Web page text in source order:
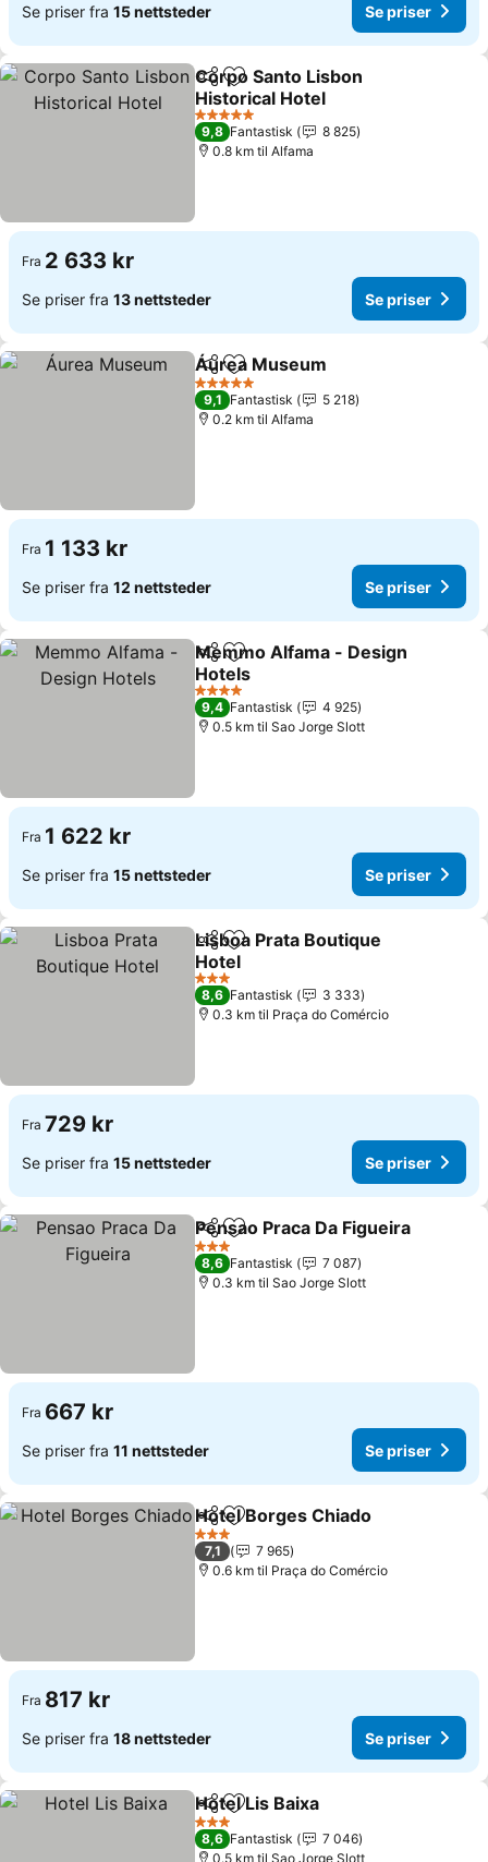
Se priser fra 15 nettsteder Se priser
Del Legg til i favoritter
Corpo Santo Lisbon
Historical Hotel
5 Stjerner
9,8 Fantastisk
8 825
0.8 km til Alfama
Fra 2 633 kr
Se priser fra 13 nettsteder Se priser
Del Legg til i favoritter
Áurea Museum
5 Stjerner
9,1 Fantastisk
5 218
0.2 km til Alfama
Fra 1 133 kr
Se priser fra 12 nettsteder Se priser
Del Legg til i favoritter
Memmo Alfama - Design
Hotels
4 Stjerner
9,4 Fantastisk
4 925
0.5 km til Sao Jorge Slott
Fra 1 622 kr
Se priser fra 15 nettsteder Se priser
Del Legg til i favoritter
Lisboa Prata Boutique
Hotel
3 Stjerner
8,6 Fantastisk
3 333
0.3 km til Praça do Comércio
Fra 729 kr
Se priser fra 15 nettsteder Se priser
Del Legg til i favoritter
Pensao Praca Da Figueira
3 Stjerner
8,6 Fantastisk
7 087
0.3 km til Sao Jorge Slott
Fra 667 kr
Se priser fra 11 nettsteder Se priser
Del Legg til i favoritter
Hotel Borges Chiado
3 Stjerner
7,1
7 965
0.6 km til Praça do Comércio
Fra 817 kr
Se priser fra 18 nettsteder Se priser
Del Legg til i favoritter
Hotel Lis Baixa
3 Stjerner
8,6 Fantastisk
7 046
0.5 km til Sao Jorge Slott